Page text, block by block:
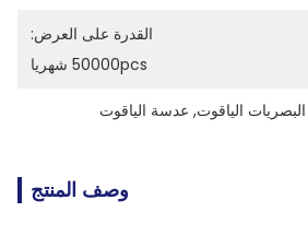
القدرة على العرض:
50000pcs شهريا
البصريات الياقوت, عدسة الياقوت
وصف المنتج